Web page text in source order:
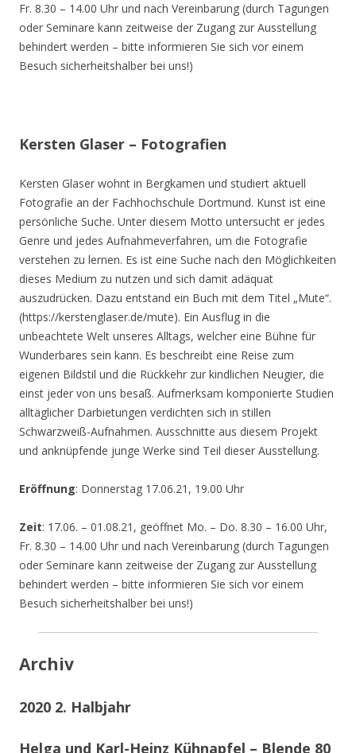
Fr. 8.30 – 14.00 Uhr und nach Vereinbarung (durch Tagungen
oder Seminare kann zeitweise der Zugang zur Ausstellung
behindert werden – bitte informieren Sie sich vor einem
Besuch sicherheitshalber bei uns!)
Kersten Glaser – Fotografien
Kersten Glaser wohnt in Bergkamen und studiert aktuell
Fotografie an der Fachhochschule Dortmund. Kunst ist eine
persönliche Suche. Unter diesem Motto untersucht er jedes
Genre und jedes Aufnahmeverfahren, um die Fotografie
verstehen zu lernen. Es ist eine Suche nach den Möglichkeiten
dieses Medium zu nutzen und sich damit adäquat
auszudrücken. Dazu entstand ein Buch mit dem Titel „Mute“.
(https://kerstenglaser.de/mute). Ein Ausflug in die
unbeachtete Welt unseres Alltags, welcher eine Bühne für
Wunderbares sein kann. Es beschreibt eine Reise zum
eigenen Bildstil und die Rückkehr zur kindlichen Neugier, die
einst jeder von uns besaß. Aufmerksam komponierte Studien
alltäglicher Darbietungen verdichten sich in stillen
Schwarzweiß-Aufnahmen. Ausschnitte aus diesem Projekt
und anknüpfende junge Werke sind Teil dieser Ausstellung.
Eröffnung: Donnerstag 17.06.21, 19.00 Uhr
Zeit: 17.06. – 01.08.21, geöffnet Mo. – Do. 8.30 – 16.00 Uhr,
Fr. 8.30 – 14.00 Uhr und nach Vereinbarung (durch Tagungen
oder Seminare kann zeitweise der Zugang zur Ausstellung
behindert werden – bitte informieren Sie sich vor einem
Besuch sicherheitshalber bei uns!)
Archiv
2020 2. Halbjahr
Helga und Karl-Heinz Kühnapfel – Blende 80